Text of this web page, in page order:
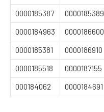
0000185387
0000185389
0000184963
0000186600
0000185381
0000186910
0000185518
0000187155
000184062
0000184691